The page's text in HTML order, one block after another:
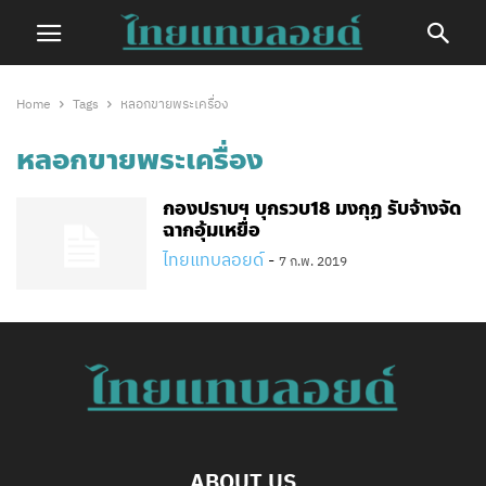
Home Tags หลอกขายพระเครื่อง
หลอกขายพระเครื่อง
กองปราบฯ​ บุกรวบ18 มงกุฏ รับจ้างจัด
ฉากอุ้มเหยื่อ
ไทยแทบลอยด์ - 7 ก.พ. 2019